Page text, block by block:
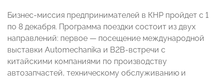
Бизнес-миссия предпринимателей в КНР пройдет с 1
по 8 декабря. Программа поездки состоит из двух
направлений: первое — посещение международной
выставки Automechanika и B2B-встречи с
китайскими компаниями по производству
автозапчастей, техническому обслуживанию и